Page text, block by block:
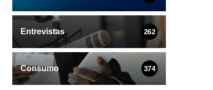
Entrevistas 262
Consumo 374